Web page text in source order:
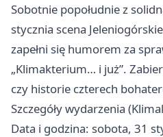
Sobotnie popołudnie z
stycznia scena
zapełni się humorem za
„Klimakterium… i już”.
czy historie czterech
Szczegóły wydarzenia
Data i godzina: sobota, 31